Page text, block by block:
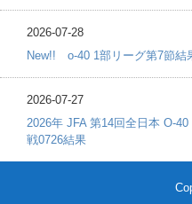
2026-07-28
New!! o-40 1部リーグ第7節結
2026-07-27
2026年 JFA 第14回全日本 O-
戦0726結果